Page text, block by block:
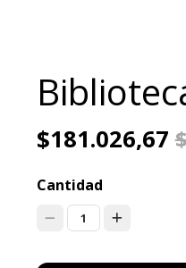
$181.026,67
Cantidad
1